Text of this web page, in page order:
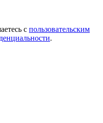
с пользовательским
.